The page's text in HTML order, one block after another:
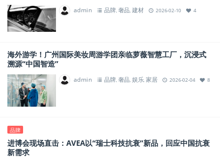
admin 品牌, 奢品, 建材 2026-02-10 4
海外游学！广州国际美妆周游学团亲临萝薇智慧工厂，沉浸式
溯源“中国智造”
admin 品牌, 奢品, 娱乐, 家居 2026-02-04 8
品牌
进博会现场直击：AVEA以“瑞士科技抗衰”新品，回应中国抗衰
新需求